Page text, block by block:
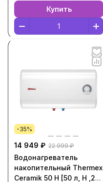
Купить
-35%
14 949 ₽ 22 999 ₽
Водонагреватель
накопительный Thermex
Ceramik 50 H [50 л, H ,2